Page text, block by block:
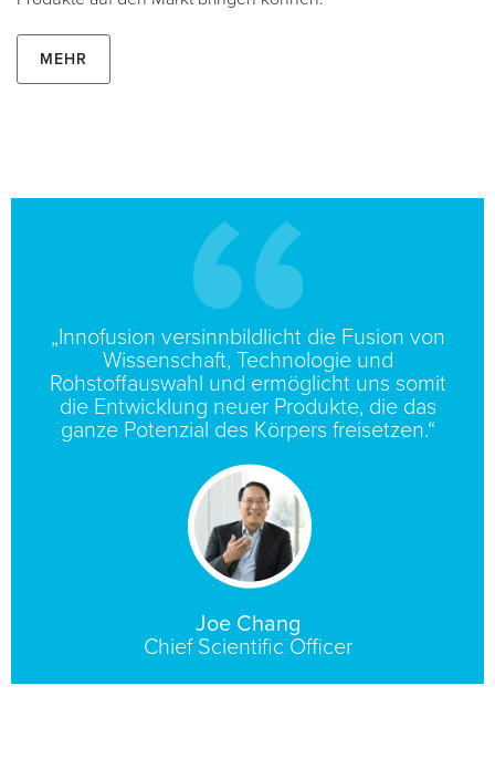
Mehr
„Innofusion versinnbildlicht die Fusion von
Wissenschaft, Technologie und
Rohstoffauswahl und ermöglicht uns somit
die Entwicklung neuer Produkte, die das
ganze Potenzial des Körpers freisetzen.“
Joe Chang
Chief Scientific Officer